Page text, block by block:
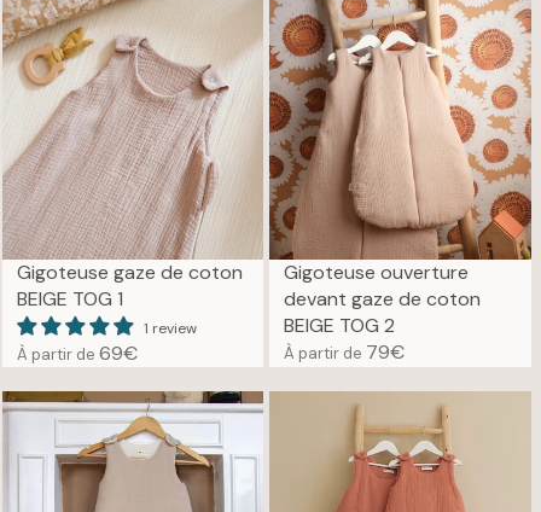
R
P
R
I
C
E
6
9
€
G
U
L
A
R
P
R
I
C
E
7
9
€
Gigoteuse gaze de coton
BEIGE TOG 1
1 review
À partir de R
E
G
U
L
A
69€
Gigoteuse ouverture
devant gaze de coton
BEIGE TOG 2
À partir de R
E
U
79€